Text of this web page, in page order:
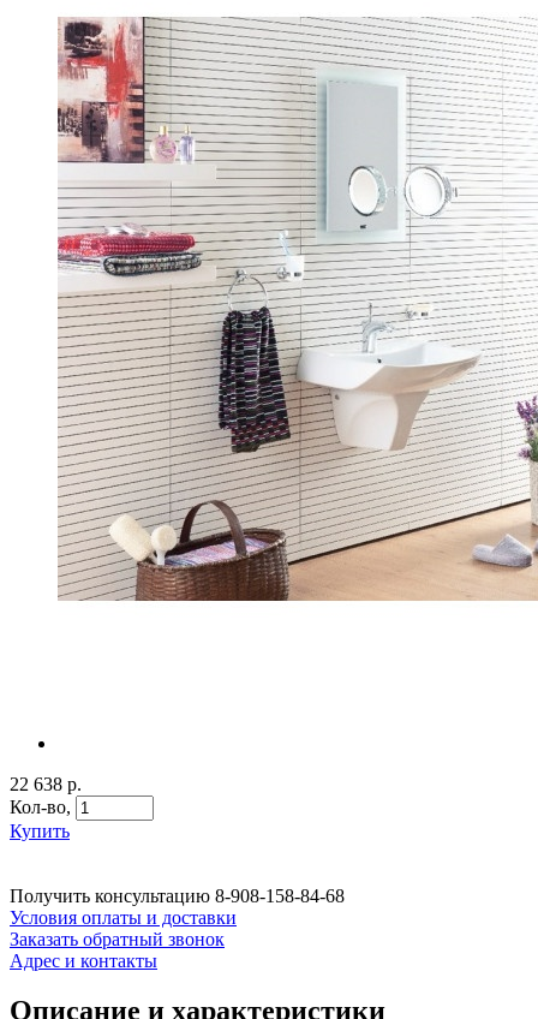
22 638 р.
Кол-во,
Купить
Получить консультацию 8-908-158-84-68
Условия оплаты и доставки
Заказать обратный звонок
Адрес и контакты
Описание и характеристики